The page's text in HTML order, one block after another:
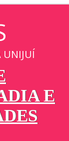
UNIJUÍ